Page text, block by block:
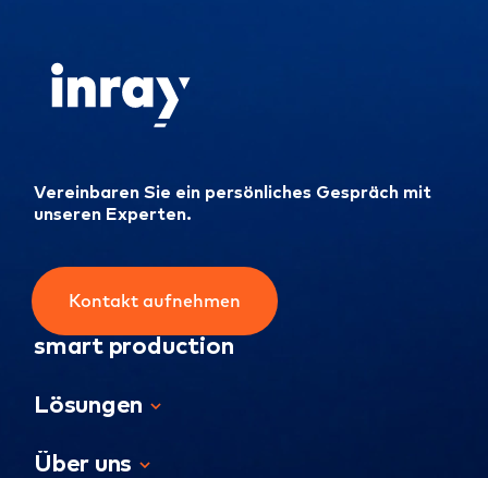
Vereinbaren Sie ein persönliches Gespräch mit
unseren Experten.
Kontakt aufnehmen
smart production
Lösungen
Über uns